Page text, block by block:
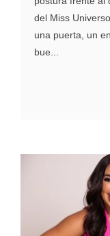
del Miss
una puerta, un
bue...